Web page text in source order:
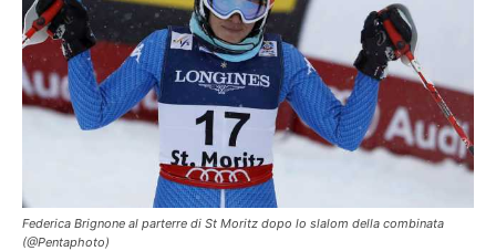
ST. MORITZ, SWITZERLAND Ð FEBRUARY 10: Ana Bucik of Slovenia crashes
out during the FIS Alpine Ski World Championships Women's Alpine
Combined on February 10, 2017 in St. Moritz, Switzerland (Photo by Alain
Grosclaude/Agence Zoom)
Federica Brignone al parterre di St Moritz dopo lo slalom della combinata
(@Pentaphoto)